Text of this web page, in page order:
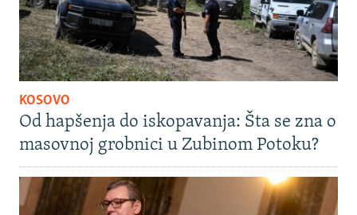
KOSOVO
Od hapšenja do iskopavanja: Šta se zna o
masovnoj grobnici u Zubinom Potoku?